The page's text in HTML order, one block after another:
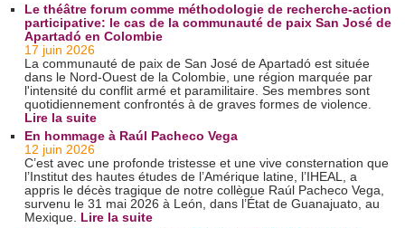
Le théâtre forum comme méthodologie de recherche-action
participative: le cas de la communauté de paix San José de
Apartadó en Colombie
17 juin 2026
La communauté de paix de San José de Apartadó est située
dans le Nord-Ouest de la Colombie, une région marquée par
l'intensité du conflit armé et paramilitaire. Ses membres sont
quotidiennement confrontés à de graves formes de violence.
Lire la suite
En hommage à Raúl Pacheco Vega
12 juin 2026
C’est avec une profonde tristesse et une vive consternation que
l’Institut des hautes études de l’Amérique latine, l’IHEAL, a
appris le décès tragique de notre collègue Raúl Pacheco Vega,
survenu le 31 mai 2026 à León, dans l’État de Guanajuato, au
Mexique. Lire la suite